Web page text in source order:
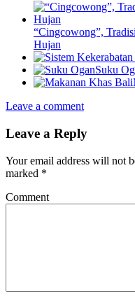
“Cingcowong”,
Hujan
Suku
Leave a comment
Leave a Reply
Your email address will not
marked *
Comment